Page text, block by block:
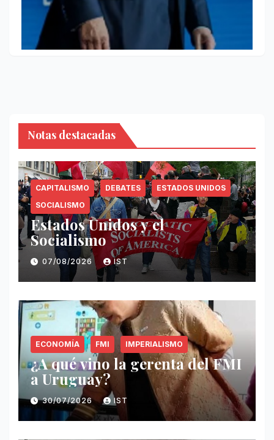
Notas destacadas
CAPITALISMO DEBATES
ESTADOS UNIDOS
SOCIALISMO
Estados Unidos y el
Socialismo
07/08/2026 IST
ECONOMÍA FMI IMPERIALISMO
¿A qué vino la gerenta del FMI
a Uruguay?
30/07/2026 IST